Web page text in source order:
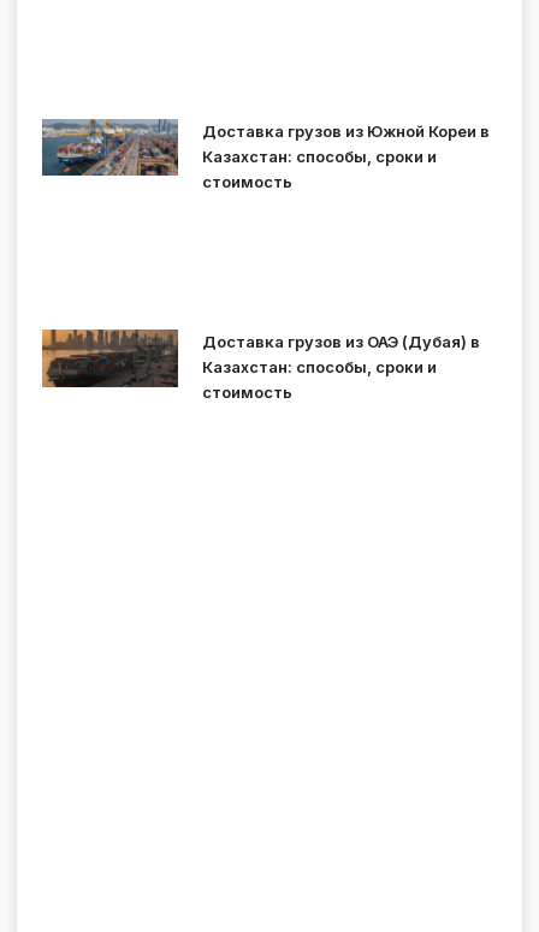
Доставка грузов из Южной Кореи в
Казахстан: способы, сроки и
стоимость
Доставка грузов из ОАЭ (Дубая) в
Казахстан: способы, сроки и
стоимость